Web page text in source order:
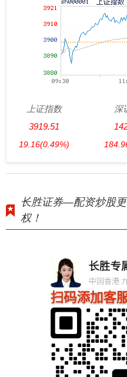
上证指数
3919.51
19.16(0.49%)
深
长胜证券—配资炒股
权！